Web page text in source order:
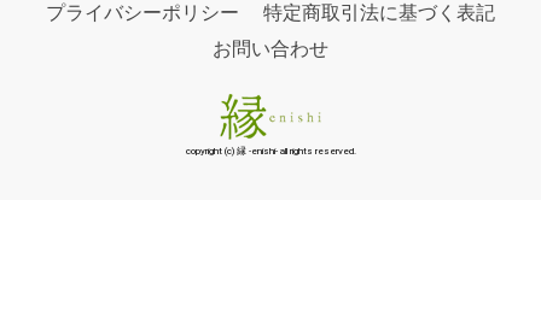
プライバシーポリシー
特定商取引法に基づく表記
お問い合わせ
copyright (c) 縁 -enishi- all rights reserved.